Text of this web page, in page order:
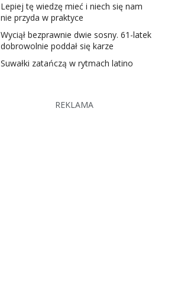
Lepiej tę wiedzę mieć i niech się nam
nie przyda w praktyce
Wyciął bezprawnie dwie sosny. 61-latek
dobrowolnie poddał się karze
Suwałki zatańczą w rytmach latino
REKLAMA